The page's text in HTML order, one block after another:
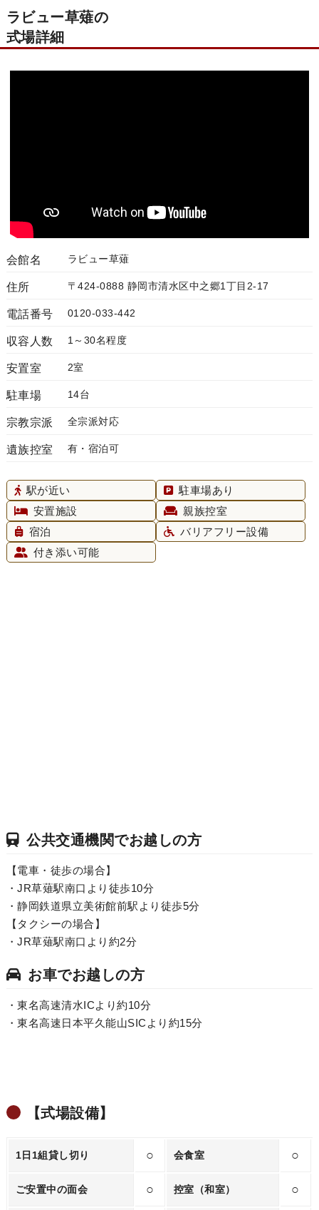
ラビュー草薙の
式場詳細
会館名 ラビュー草薙
住所 〒424-0888 静岡市清水区中之郷1丁目2-17
電話番号 0120-033-442
収容人数 1～30名程度
安置室 2室
駐車場 14台
宗教宗派 全宗派対応
遺族控室 有・宿泊可
駅が近い
駐車場あり
安置施設
親族控室
宿泊
バリアフリー設備
付き添い可能
公共交通機関でお越しの方
【電車・徒歩の場合】
・JR草薙駅南口より徒歩10分
・静岡鉄道県立美術館前駅より徒歩5分
【タクシーの場合】
・JR草薙駅南口より約2分
お車でお越しの方
・東名高速清水ICより約10分
・東名高速日本平久能山SICより約15分
【式場設備】
1日1組貸し切り ○ 会食室 ○
ご安置中の面会 ○ 控室（和室） ○